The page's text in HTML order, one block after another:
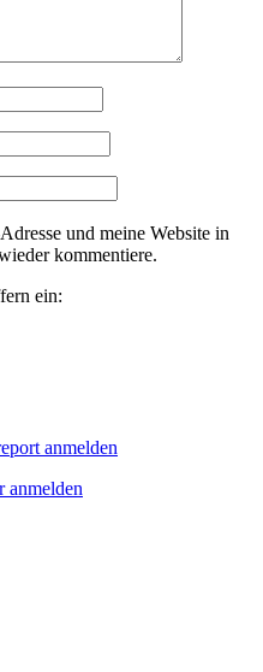
und meine Website in
kommentiere.
ein: